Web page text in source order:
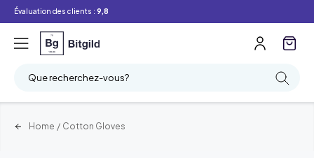
Évaluation des clients : 9,8
Que recherchez-vous?
Home / Cotton Gloves